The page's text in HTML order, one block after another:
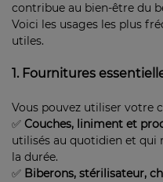
contribue au bien-être du
Voici les usages les plus
utiles.
1. Fournitures
Vous pouvez utiliser votre
✅ Couches, liniment et
utilisés au quotidien et qui
la durée.
✅ Biberons, stérilisateur,